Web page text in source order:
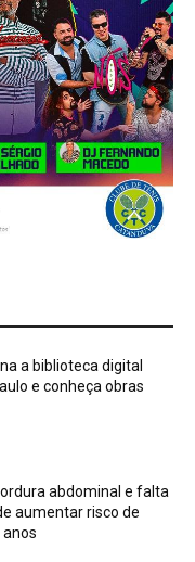
a biblioteca digital
e conheça obras
abdominal e falta
aumentar risco de